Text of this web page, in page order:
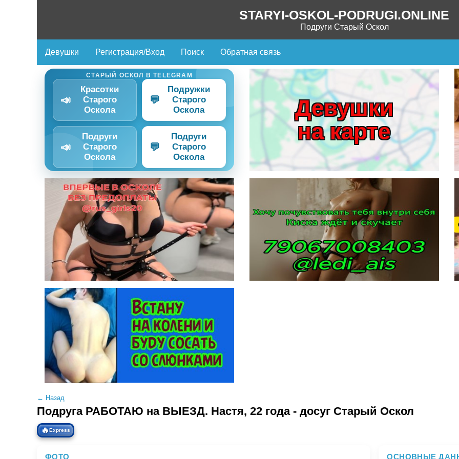
STARYI-OSKOL-PODRUGI.ONLINE
Подруги Старый Оскол
Девушки Регистрация/Вход Поиск Обратная связь
СТАРЫЙ ОСКОЛ В TELEGRAM
📣
Красотки
Старого
Оскола
💬
Подружки
Старого
Оскола
📣
Подруги
Старого
Оскола
💬
Подруги
Старого
Оскола
Девушки
на карте
← Назад
Подруга РАБОТАЮ на ВЫЕЗД. Настя, 22 года - досуг Старый Оскол
🔥 Express
ФОТО ОСНОВНЫЕ